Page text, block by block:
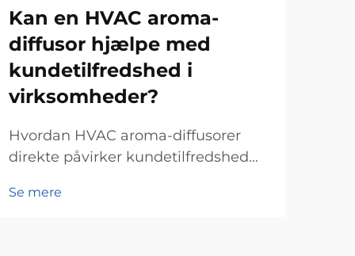
Kan en HVAC aroma-
diffusor hjælpe med
kundetilfredshed i
virksomheder?
Hvordan HVAC aroma-diffusorer
direkte påvirker kundetilfredshed
Forståelsen af, hvordan lugte faktisk
Se mere